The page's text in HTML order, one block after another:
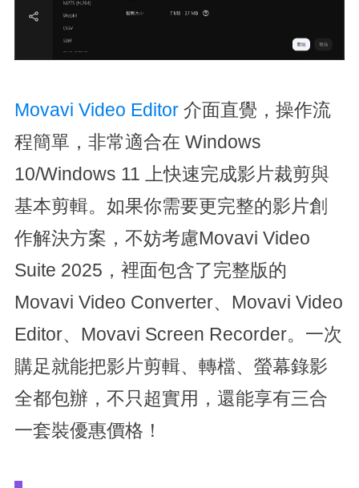
Movavi Video Editor介面直覺，操作流
程簡單，非常適合在 Windows
10/Windows 11 上快速完成影片裁剪與
基本剪輯。如果你需要更完整的影片創
作解決方案，不妨考慮Movavi Video
Suite 2025，裡面包含了完整版的
Movavi Video Converter、Movavi Video
Editor、Movavi Screen Recorder。一次
購足就能把影片剪輯、轉檔、螢幕錄影
全都包辦，不只超實用，還能享有三合
一套裝優惠價格！